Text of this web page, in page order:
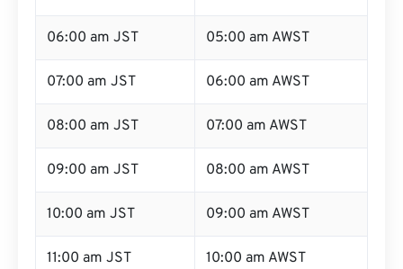
06:00 am JST 05:00 am AWST
07:00 am JST 06:00 am AWST
08:00 am JST 07:00 am AWST
09:00 am JST 08:00 am AWST
10:00 am JST 09:00 am AWST
11:00 am JST 10:00 am AWST